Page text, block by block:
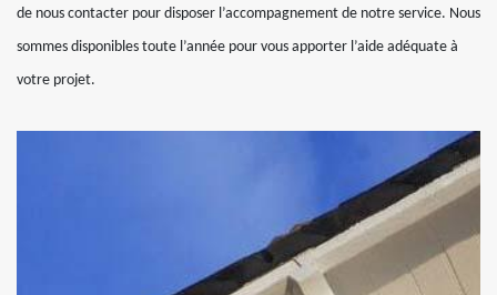
de nous contacter pour disposer l’accompagnement de notre service. Nous
sommes disponibles toute l’année pour vous apporter l’aide adéquate à
votre projet.